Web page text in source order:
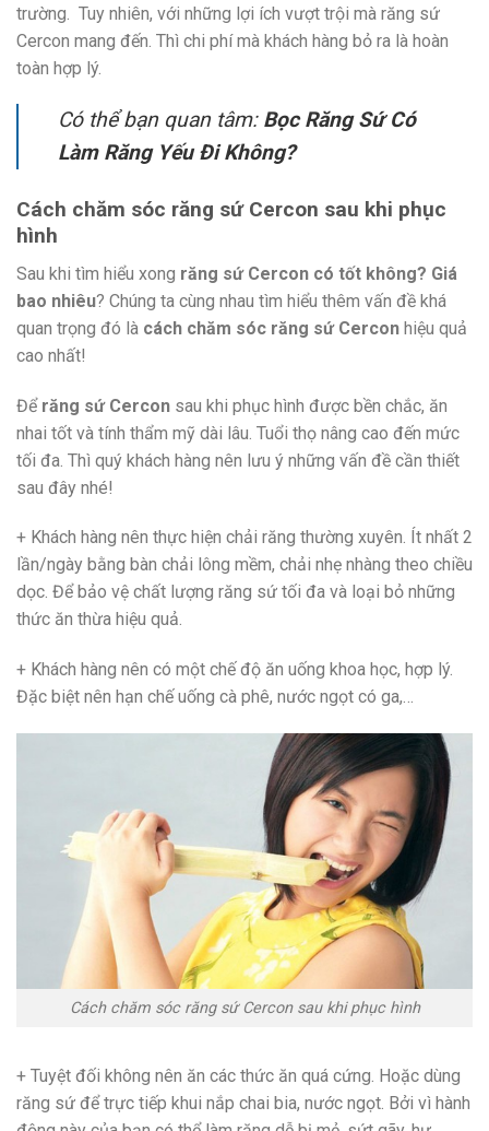
trường. Tuy nhiên, với những lợi ích vượt trội mà răng sứ
Cercon mang đến. Thì chi phí mà khách hàng bỏ ra là hoàn
toàn hợp lý.
Có thể bạn quan tâm: Bọc Răng Sứ Có
Làm Răng Yếu Đi Không?
Cách chăm sóc răng sứ Cercon sau khi phục
hình
Sau khi tìm hiểu xong răng sứ Cercon có tốt không? Giá
bao nhiêu? Chúng ta cùng nhau tìm hiểu thêm vấn đề khá
quan trọng đó là cách chăm sóc răng sứ Cercon hiệu quả
cao nhất!
Để răng sứ Cercon sau khi phục hình được bền chắc, ăn
nhai tốt và tính thẩm mỹ dài lâu. Tuổi thọ nâng cao đến mức
tối đa. Thì quý khách hàng nên lưu ý những vấn đề cần thiết
sau đây nhé!
+ Khách hàng nên thực hiện chải răng thường xuyên. Ít nhất 2
lần/ngày bằng bàn chải lông mềm, chải nhẹ nhàng theo chiều
dọc. Để bảo vệ chất lượng răng sứ tối đa và loại bỏ những
thức ăn thừa hiệu quả.
+ Khách hàng nên có một chế độ ăn uống khoa học, hợp lý.
Đặc biệt nên hạn chế uống cà phê, nước ngọt có ga,…
Cách chăm sóc răng sứ Cercon sau khi phục hình
+ Tuyệt đối không nên ăn các thức ăn quá cứng. Hoặc dùng
răng sứ để trực tiếp khui nắp chai bia, nước ngọt. Bởi vì hành